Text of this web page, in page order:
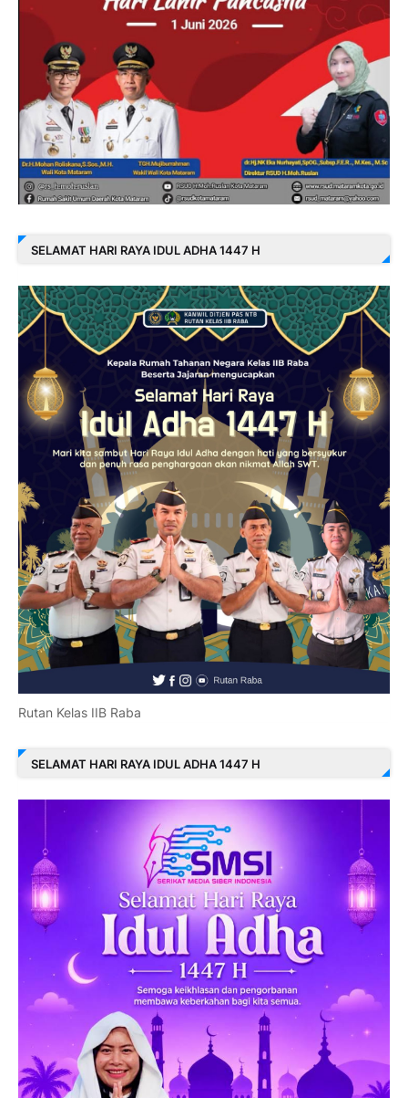
SELAMAT HARI RAYA IDUL ADHA 1447 H
Rutan Kelas IIB Raba
SELAMAT HARI RAYA IDUL ADHA 1447 H